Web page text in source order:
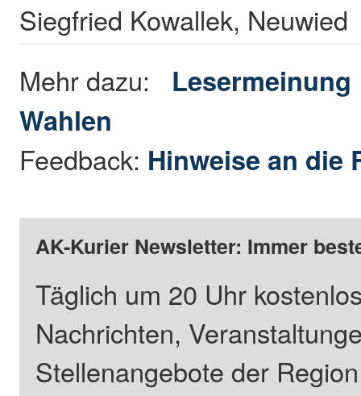
Siegfried Kowallek, Neuwied
Mehr dazu: Lesermeinung
Wahlen
Feedback: Hinweise an die
AK-Kurier Newsletter: Immer
Täglich um 20 Uhr
Nachrichten,
Stellenangebote der